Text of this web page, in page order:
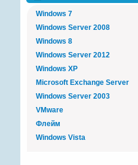
Windows 7
Windows Server 2008
Windows 8
Windows Server 2012
Windows XP
Microsoft Exchange Server
Windows Server 2003
VMware
Флейм
Windows Vista